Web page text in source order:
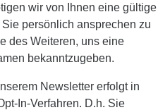
wir von Ihnen eine gültige
persönlich ansprechen zu
des Weiteren, uns eine
bekanntzugeben.
Newsletter erfolgt in
In-Verfahren. D.h. Sie